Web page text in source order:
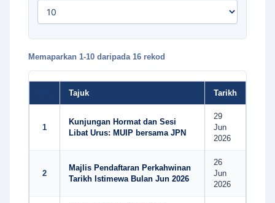
Memaparkan 1-10 daripada 16 rekod
Tajuk Tarikh
1
Kunjungan Hormat dan Sesi
Libat Urus: MUIP bersama JPN
29
Jun
2026
2
Majlis Pendaftaran Perkahwinan
Tarikh Istimewa Bulan Jun 2026
26
Jun
2026